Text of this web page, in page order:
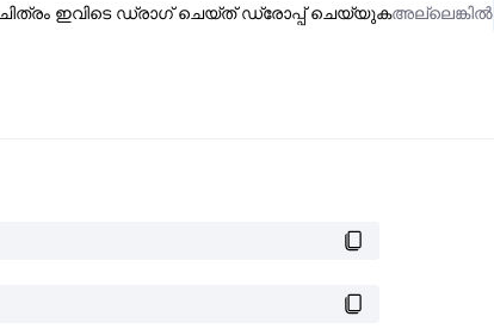
ചിത്രം ഇവിടെ ഡ്രാഗ് ചെയ്ത് ഡ്രോപ്പ് ചെയ്യുകഅല്ലെങ്കിൽ